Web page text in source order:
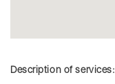
Description of services: